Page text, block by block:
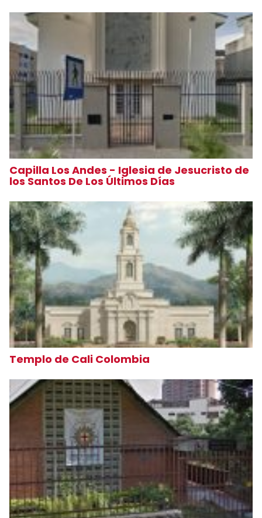
Capilla Los Andes - Iglesia de Jesucristo de
los Santos De Los Últimos Días
Templo de Cali Colombia